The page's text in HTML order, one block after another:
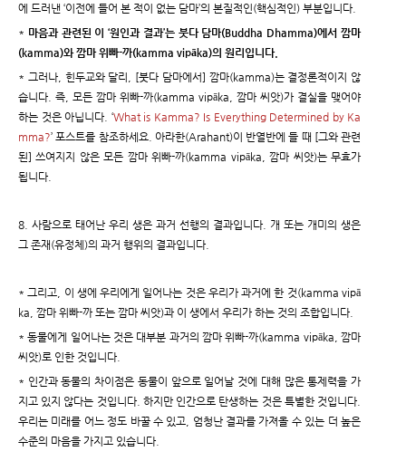
에 드러낸 ‘이전에 들어 본 적이 없는 담마’의 본질적인(핵심적인) 부분입니다.
* 마음과 관련된 이 ‘원인과 결과’는 붓다 담마(Buddha Dhamma)에서 깜마
(kamma)와 깜마 위빠-까(kamma vipāka)의 원리입니다.
* 그러나, 힌두교와 달리, [붓다 담마에서] 깜마(kamma)는 결정론적이지 않
습니다. 즉, 모든 깜마 위빠-까(kamma vipāka, 깜마 씨앗)가 결실을 맺어야
하는 것은 아닙니다. ‘What is Kamma? Is Everything Determined by Ka
mma?’ 포스트를 참조하세요. 아라한(Arahant)이 반열반에 들 때 [그와 관련
된] 쓰여지지 않은 모든 깜마 위빠-까(kamma vipāka, 깜마 씨앗)는 무효가
됩니다.
8. 사람으로 태어난 우리 생은 과거 선행의 결과입니다. 개 또는 개미의 생은
그 존재(유정체)의 과거 행위의 결과입니다.
* 그리고, 이 생에 우리에게 일어나는 것은 우리가 과거에 한 것(kamma vipā
ka, 깜마 위빠-까 또는 깜마 씨앗)과 이 생에서 우리가 하는 것의 조합입니다.
* 동물에게 일어나는 것은 대부분 과거의 깜마 위빠-까(kamma vipāka, 깜마
씨앗)로 인한 것입니다.
* 인간과 동물의 차이점은 동물이 앞으로 일어날 것에 대해 많은 통제력을 가
지고 있지 않다는 것입니다. 하지만 인간으로 탄생하는 것은 특별한 것입니다.
우리는 미래를 어느 정도 바꿀 수 있고, 엄청난 결과를 가져올 수 있는 더 높은
수준의 마음을 가지고 있습니다.